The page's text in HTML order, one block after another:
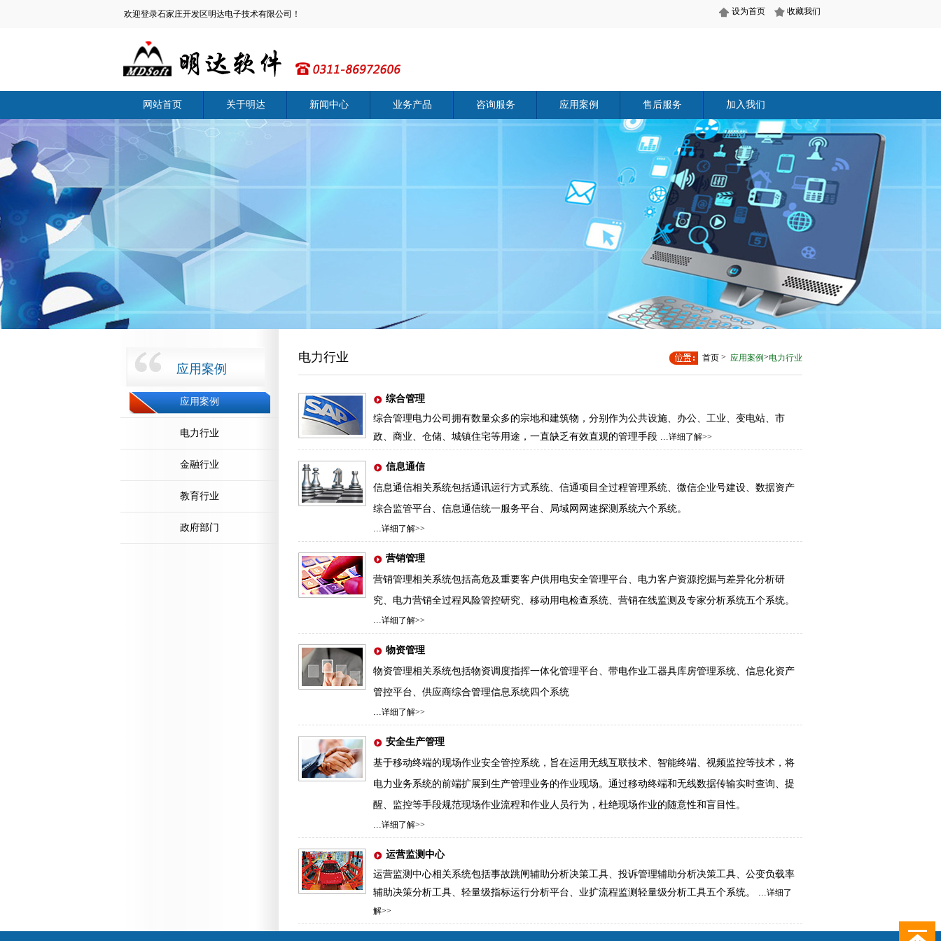
欢迎登录石家庄开发区明达电子技术有限公司！ 设为首页 收藏我们
网站首页 关于明达 新闻中心 业务产品 咨询服务 应用案例 售后服务 加入我们
应用案例
应用案例
电力行业
金融行业
教育行业
政府部门
电力行业 首页 > 应用案例>电力行业
综合管理
综合管理电力公司拥有数量众多的宗地和建筑物，分别作为公共设施、办公、工业、变电站、市
政、商业、仓储、城镇住宅等用途，一直缺乏有效直观的管理手段 ...详细了解>>
信息通信
信息通信相关系统包括通讯运行方式系统、 信通项目全过程管理系统、 微信企业号建设、 数据资产
综合监管平台、信息通信统一服务平台、局域网网速探测系统六个系统。
...详细了解>>
营销管理
营销管理相关系统包括高危及重要客户供用电安全管理平台、 电力客户资源挖掘与差异化分析研
究、 电力营销全过程风险管控研究、 移动用电检查系统、营销在线监测及专家分析系统五个系统。
...详细了解>>
物资管理
物资管理相关系统包括物资调度指挥一体化管理平台、 带电作业工器具库房管理系统、 信息化资产
管控平台、 供应商综合管理信息系统四个系统
...详细了解>>
安全生产管理
基于移动终端的现场作业安全管控系统，旨在运用无线互联技术、智能终端、视频监控等技术，将
电力业务系统的前端扩展到生产管理业务的作业现场。通过移动终端和无线数据传输实时查询、提
醒、监控等手段规范现场作业流程和作业人员行为，杜绝现场作业的随意性和盲目性。
...详细了解>>
运营监测中心
运营监测中心相关系统包括事故跳闸辅助分析决策工具、投诉管理辅助分析决策工具、公变负载率
辅助决策分析工具、轻量级指标运行分析平台、业扩流程监测轻量级分析工具五个系统。
...详细了
解>>